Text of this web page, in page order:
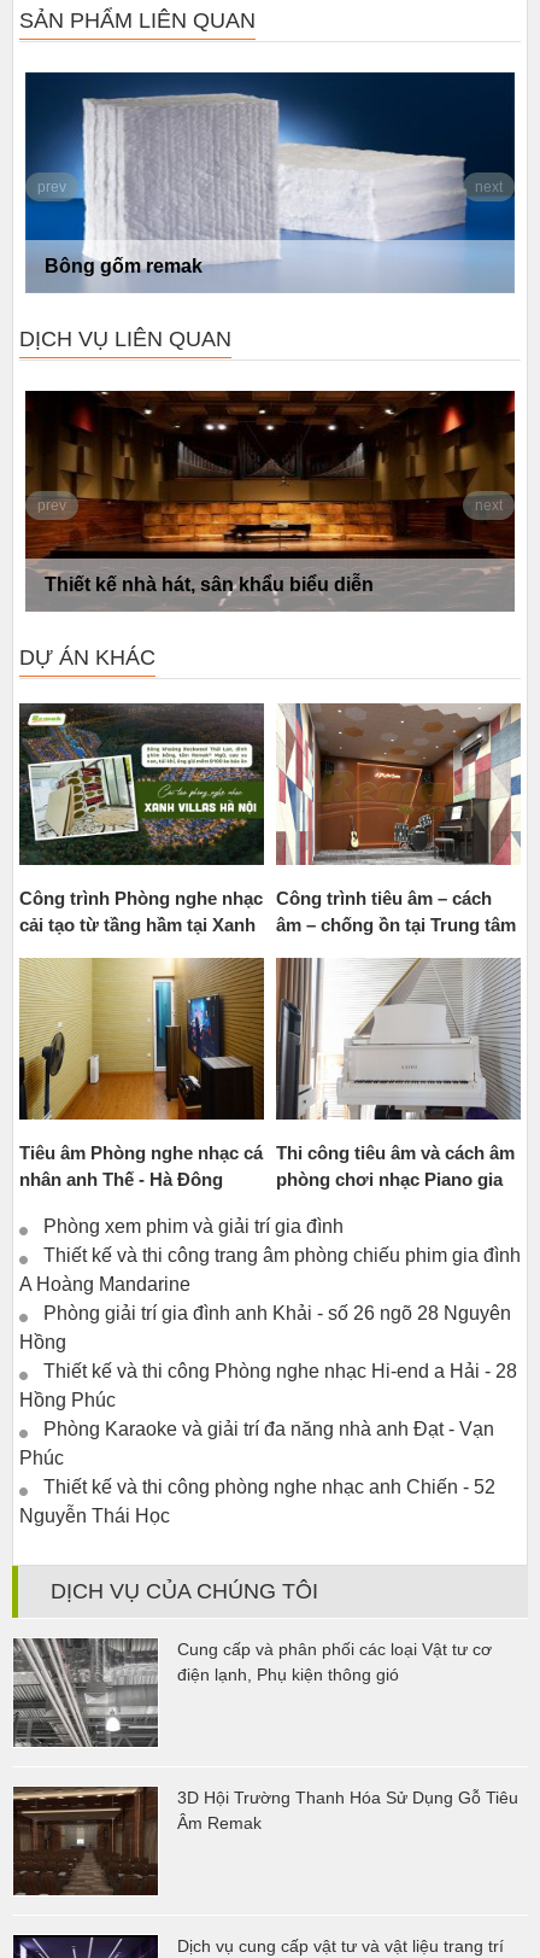
SẢN PHẨM LIÊN QUAN
Bông thủy tinh ống định hình Remak
prev next
DỊCH VỤ LIÊN QUAN
Thiết kế và thi công phòng thu, trường quay,
studio
prev next
DỰ ÁN KHÁC
Công trình Phòng nghe nhạc
cải tạo từ tầng hầm tại Xanh
Công trình tiêu âm – cách
âm – chống ồn tại Trung tâm
Khiêm
Tiêu âm Phòng nghe nhạc cá
nhân anh Thế - Hà Đông
Thi công tiêu âm và cách âm
phòng chơi nhạc Piano gia
Phòng xem phim và giải trí gia đình
Thiết kế và thi công trang âm phòng chiếu phim gia đình
A Hoàng Mandarine
Phòng giải trí gia đình anh Khải - số 26 ngõ 28 Nguyên
Hồng
Thiết kế và thi công Phòng nghe nhạc Hi-end a Hải - 28
Hồng Phúc
Phòng Karaoke và giải trí đa năng nhà anh Đạt - Vạn
Phúc
Thiết kế và thi công phòng nghe nhạc anh Chiến - 52
Nguyễn Thái Học
DỊCH VỤ CỦA CHÚNG TÔI
Cung cấp và phân phối các loại Vật tư cơ
điện lạnh, Phụ kiện thông gió
3D Hội Trường Thanh Hóa Sử Dụng Gỗ Tiêu
Âm Remak
Dịch vụ cung cấp vật tư và vật liệu trang trí